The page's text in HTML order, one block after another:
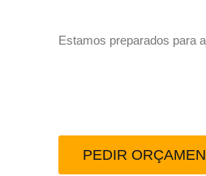
Estamos preparados para
PEDIR